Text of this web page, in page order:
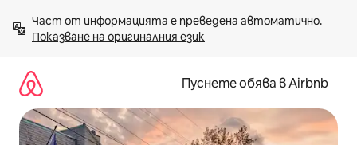
към
съдържанието
Показване на оригиналния език
Пуснете обява в Airbnb